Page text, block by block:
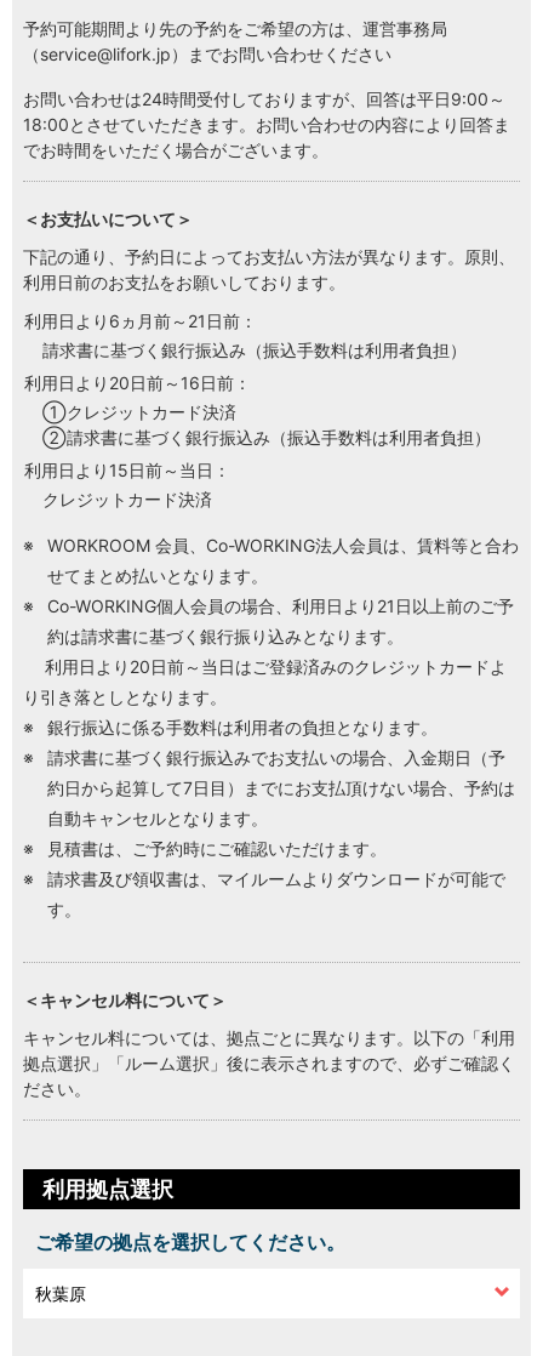
HARAJUKU
MINAMI AOYAMA
HISAYA ODORI 久屋大通
Nacasa & Partners
H/Q HARAJUKU QUEST
NEWS ニュース
SPACE MANAGEMENT
WITHyou WITHyou企画
POPUP ポップアップ
予約可能期間より先の予約をご希望の方は、運営事務局
（service@lifork.jp）までお問い合わせください
お問い合わせは24時間受付しておりますが、回答は平日9:00～
18:00とさせていただきます。お問い合わせの内容により回答ま
でお時間をいただく場合がございます。
＜お支払いについて＞
下記の通り、予約日によってお支払い方法が異なります。原則、
利用日前のお支払をお願いしております。
利用日より6ヵ月前～21日前：
請求書に基づく銀行振込み（振込手数料は利用者負担）
利用日より20日前～16日前：
クレジットカード決済
請求書に基づく銀行振込み（振込手数料は利用者負担）
利用日より15日前～当日：
クレジットカード決済
WORKROOM 会員、Co-WORKING法人会員は、賃料等と合わ
せてまとめ払いとなります。
Co-WORKING個人会員の場合、利用日より21日以上前のご予
約は請求書に基づく銀行振り込みとなります。
利用日より20日前～当日はご登録済みのクレジットカードよ
り引き落としとなります。
銀行振込に係る手数料は利用者の負担となります。
請求書に基づく銀行振込みでお支払いの場合、入金期日（予
約日から起算して7日目）までにお支払頂けない場合、予約は
自動キャンセルとなります。
見積書は、ご予約時にご確認いただけます。
請求書及び領収書は、マイルームよりダウンロードが可能で
す。
＜キャンセル料について＞
キャンセル料については、拠点ごとに異なります。以下の「利用
拠点選択」「ルーム選択」後に表示されますので、必ずご確認く
ださい。
利用拠点選択
ご希望の拠点を選択してください。